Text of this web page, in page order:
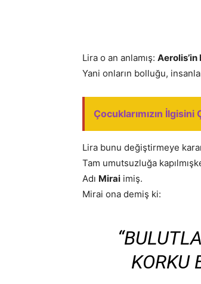
Lira o an anlamış:
Yani onların bolluğu,
Çocuklarımızın İlgisini
Lira bunu değiştirmeye
Tam umutsuzluğa
Adı Mirai imiş.
Mirai ona demiş ki:
KORKU